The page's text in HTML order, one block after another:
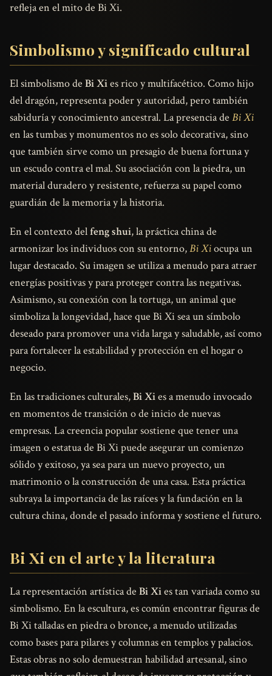
refleja en el mito de Bi Xi.
Simbolismo y significado cultural
El simbolismo de Bi Xies rico y multifacético. Como hijo
del dragón, representa poder y autoridad, pero también
sabiduría y conocimiento ancestral. La presencia de Bi Xi
en las tumbas y monumentos no es solo decorativa, sino
que también sirve como un presagio de buena fortuna y
un escudo contra el mal. Su asociación con la piedra, un
material duradero y resistente, refuerza su papel como
guardián de la memoria y la historia.
En el contexto delfeng shui, la práctica china de
armonizar los individuos con su entorno,Bi Xiocupa un
lugar destacado. Su imagen se utiliza a menudo para atraer
energías positivas y para proteger contra las negativas.
Asimismo, su conexión con la tortuga, un animal que
simboliza la longevidad, hace que Bi Xi sea un símbolo
deseado para promover una vida larga y saludable, así como
para fortalecer la estabilidad y protección en el hogar o
negocio.
En las tradiciones culturales,Bi Xies a menudo invocado
en momentos de transición o de inicio de nuevas
empresas. La creencia popular sostiene que tener una
imagen o estatua de Bi Xi puede asegurar un comienzo
sólido y exitoso, ya sea para un nuevo proyecto, un
matrimonio o la construcción de una casa. Esta práctica
subraya la importancia de las raíces y la fundación en la
cultura china, donde el pasado informa y sostiene el futuro.
Bi Xi en el arte y la literatura
La representación artística de Bi Xies tan variada como su
simbolismo. En la escultura, es común encontrar figuras de
Bi Xi talladas en piedra o bronce, a menudo utilizadas
como bases para pilares y columnas en templos y palacios.
Estas obras no solo demuestran habilidad artesanal, sino